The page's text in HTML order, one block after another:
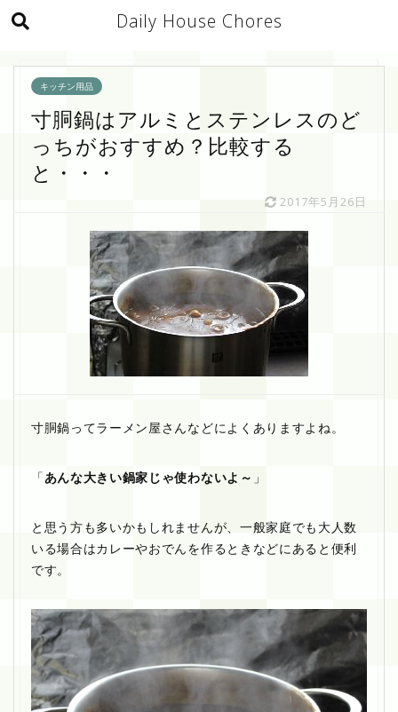
Daily House Chores
キッチン用品
寸胴鍋はアルミとステンレスのど
っちがおすすめ？比較する
と・・・
2017年5月26日
寸胴鍋ってラーメン屋さんなどによくありますよね。
「あんな大きい鍋家じゃ使わないよ～ 」
と思う方も多いかもしれませんが、一般家庭でも大人数
いる場合はカレーやおでんを作るときなどにあると便利
です。